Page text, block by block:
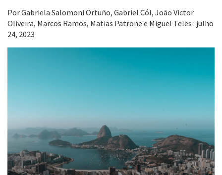
Por Gabriela Salomoni Ortuño, Gabriel Cól, João Victor
Oliveira, Marcos Ramos, Matias Patrone e Miguel Teles : julho
24, 2023